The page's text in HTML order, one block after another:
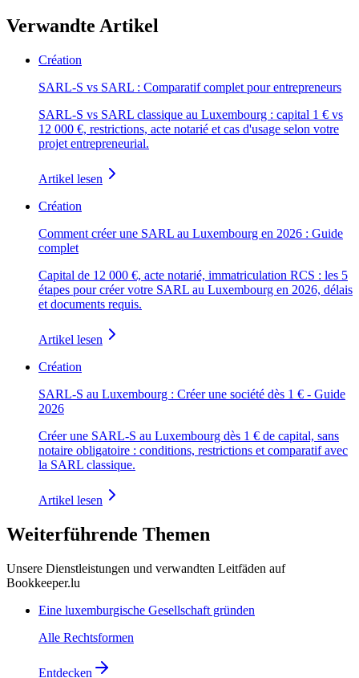
Verwandte Artikel
Création
SARL-S vs SARL : Comparatif complet pour entrepreneurs
SARL-S vs SARL classique au Luxembourg : capital 1 € vs
12 000 €, restrictions, acte notarié et cas d'usage selon votre
projet entrepreneurial.
Artikel lesen
Création
Comment créer une SARL au Luxembourg en 2026 : Guide
complet
Capital de 12 000 €, acte notarié, immatriculation RCS : les 5
étapes pour créer votre SARL au Luxembourg en 2026, délais
et documents requis.
Artikel lesen
Création
SARL-S au Luxembourg : Créer une société dès 1 € - Guide
2026
Créer une SARL-S au Luxembourg dès 1 € de capital, sans
notaire obligatoire : conditions, restrictions et comparatif avec
la SARL classique.
Artikel lesen
Weiterführende Themen
Unsere Dienstleistungen und verwandten Leitfäden auf
Bookkeeper.lu
Eine luxemburgische Gesellschaft gründen
Alle Rechtsformen
Entdecken